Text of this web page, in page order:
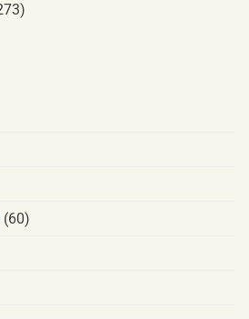
(60)